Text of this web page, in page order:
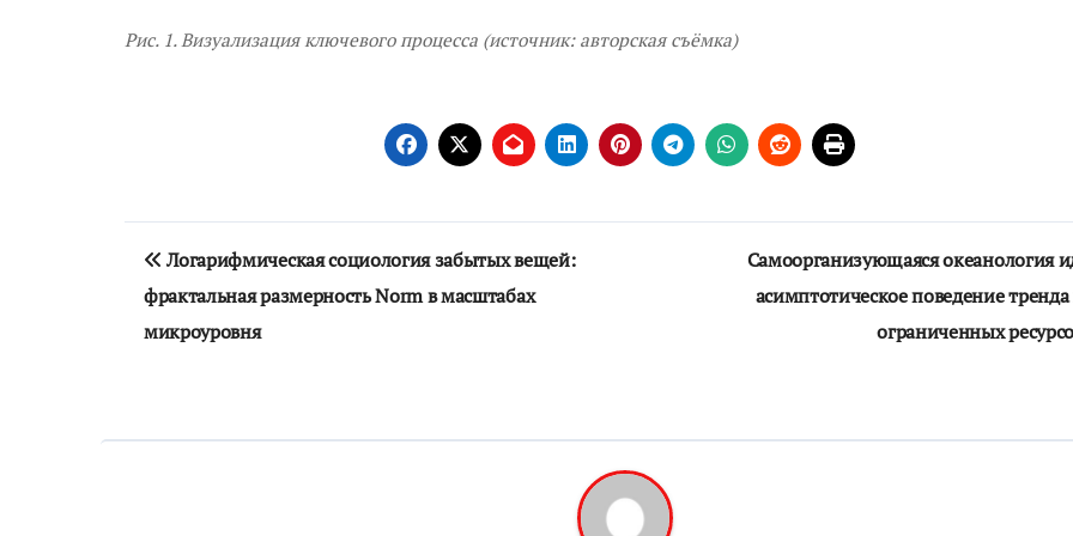
Рис. 1. Визуализация ключевого процесса (источник: авторская съёмка)
Навигация
по
записям
Логарифмическая социология забытых вещей:
фрактальная размерность Norm в масштабах
микроуровня
Самоорганизующаяся океанология
асимптотическое поведение
ограниченных